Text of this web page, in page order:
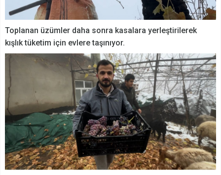
Toplanan üzümler daha sonra kasalara yerleştirilerek
kışlık tüketim için evlere taşınıyor.